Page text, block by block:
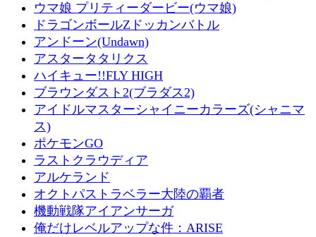
ウマ娘 プリティーダービー(ウマ娘)
ドラゴンボールZドッカンバトル
アンドーン(Undawn)
アスタータタリクス
ハイキュー!!FLY HIGH
ブラウンダスト2(ブラダス2)
アイドルマスターシャイニーカラーズ(シャニマ
ス)
ポケモンGO
ラストクラウディア
アルケランド
オクトパストラベラー大陸の覇者
機動戦隊アイアンサーガ
俺だけレベルアップな件：ARISE